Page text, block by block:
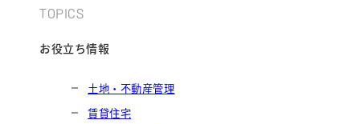
TOPICS
お役立ち情報
土地・不動産管理
賃貸住宅